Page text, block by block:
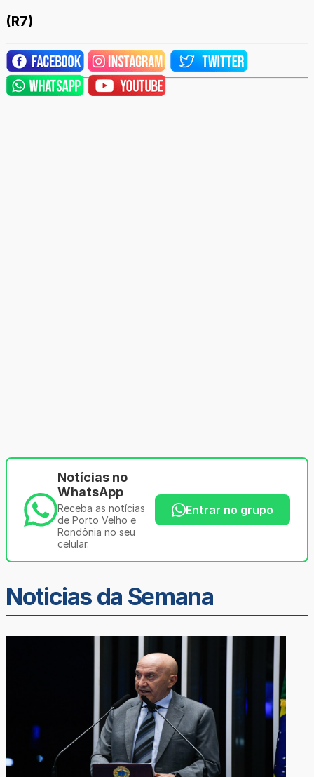
(R7)
Notícias no
WhatsApp
Receba as notícias
de Porto Velho e
Rondônia no seu
celular.
Entrar no grupo
Noticias da Semana